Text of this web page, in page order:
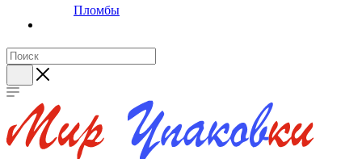
Пломбы